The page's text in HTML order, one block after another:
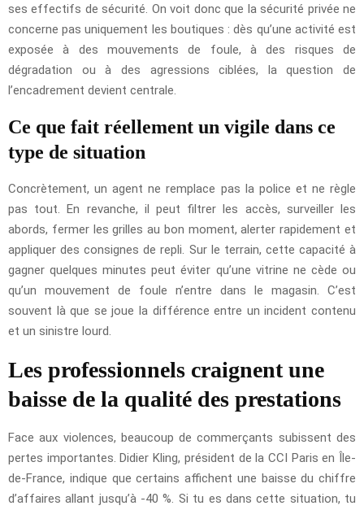
ses effectifs de sécurité. On voit donc que la sécurité privée ne
concerne pas uniquement les boutiques : dès qu’une activité est
exposée à des mouvements de foule, à des risques de
dégradation ou à des agressions ciblées, la question de
l’encadrement devient centrale.
Ce que fait réellement un vigile dans ce
type de situation
Concrètement, un agent ne remplace pas la police et ne règle
pas tout. En revanche, il peut filtrer les accès, surveiller les
abords, fermer les grilles au bon moment, alerter rapidement et
appliquer des consignes de repli. Sur le terrain, cette capacité à
gagner quelques minutes peut éviter qu’une vitrine ne cède ou
qu’un mouvement de foule n’entre dans le magasin. C’est
souvent là que se joue la différence entre un incident contenu
et un sinistre lourd.
Les professionnels craignent une
baisse de la qualité des prestations
Face aux violences, beaucoup de commerçants subissent des
pertes importantes. Didier Kling, président de la CCI Paris en Île-
de-France, indique que certains affichent une baisse du chiffre
d’affaires allant jusqu’à -40 %. Si tu es dans cette situation, tu